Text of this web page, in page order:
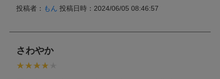
投稿者： もん 投稿日時：2024/06/05 08:46:57
さわやか